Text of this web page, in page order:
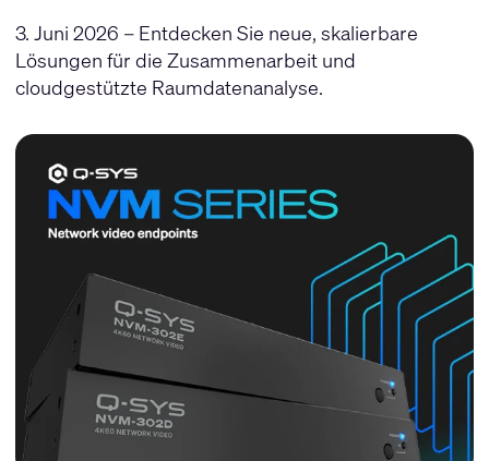
3. Juni 2026 – Entdecken Sie neue, skalierbare
Lösungen für die Zusammenarbeit und
cloudgestützte Raumdatenanalyse.